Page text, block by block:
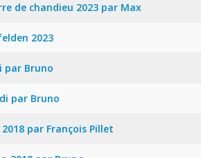
de chandieu 2023 par Max
2023
par Bruno
par Bruno
par François Pillet